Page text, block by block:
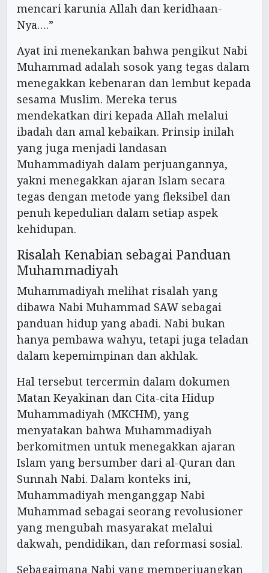
mencari karunia Allah dan keridhaan-
Nya….”
Ayat ini menekankan bahwa pengikut Nabi
Muhammad adalah sosok yang tegas dalam
menegakkan kebenaran dan lembut kepada
sesama Muslim. Mereka terus
mendekatkan diri kepada Allah melalui
ibadah dan amal kebaikan. Prinsip inilah
yang juga menjadi landasan
Muhammadiyah dalam perjuangannya,
yakni menegakkan ajaran Islam secara
tegas dengan metode yang fleksibel dan
penuh kepedulian dalam setiap aspek
kehidupan.
Risalah Kenabian sebagai Panduan
Muhammadiyah
Muhammadiyah melihat risalah yang
dibawa Nabi Muhammad SAW sebagai
panduan hidup yang abadi. Nabi bukan
hanya pembawa wahyu, tetapi juga teladan
dalam kepemimpinan dan akhlak.
Hal tersebut tercermin dalam dokumen
Matan Keyakinan dan Cita-cita Hidup
Muhammadiyah (MKCHM), yang
menyatakan bahwa Muhammadiyah
berkomitmen untuk menegakkan ajaran
Islam yang bersumber dari al-Quran dan
Sunnah Nabi. Dalam konteks ini,
Muhammadiyah menganggap Nabi
Muhammad sebagai seorang revolusioner
yang mengubah masyarakat melalui
dakwah, pendidikan, dan reformasi sosial.
Sebagaimana Nabi yang memperjuangkan